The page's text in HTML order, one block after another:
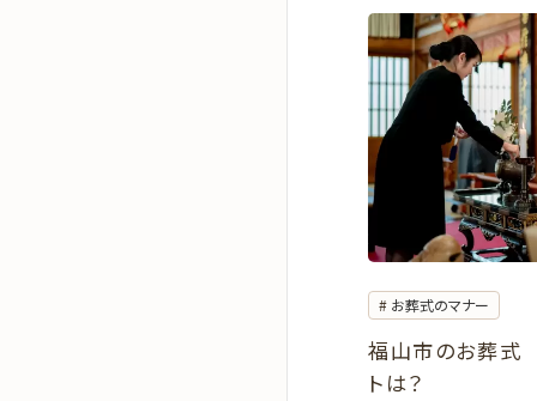
お葬式のマナー
福山市のお葬式
トは？